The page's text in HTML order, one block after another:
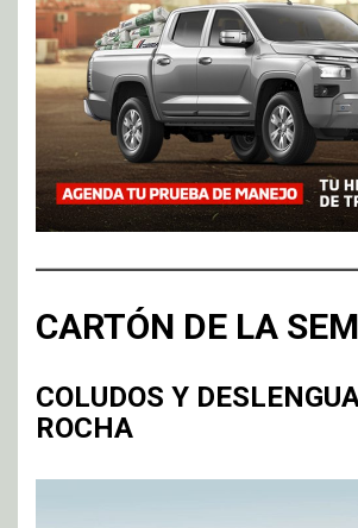
CARTÓN DE LA
COLUDOS Y
ROCHA